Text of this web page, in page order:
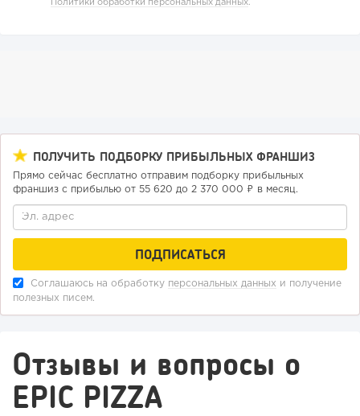
Конференции августа 2026: лучшие мероприятия месяца
для бизнеса,...
Политики обработки персональных данных
ПОЛУЧИТЬ ПОДБОРКУ ПРИБЫЛЬНЫХ ФРАНШИЗ
Прямо сейчас бесплатно отправим подборку прибыльных
франшиз с прибылью от 55 620 до 2 370 000 ₽ в месяц.
Соглашаюсь на обработку персональных данных и получение
полезных писем.
Отзывы и вопросы о
EPIC PIZZA